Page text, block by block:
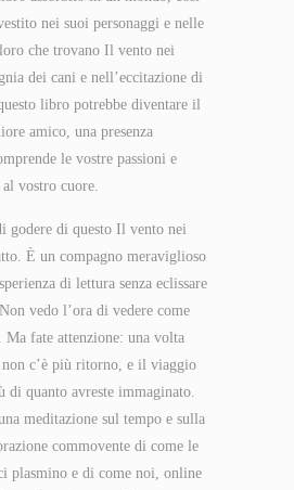
nei suoi personaggi e nelle
che trovano Il vento nei
dei cani e nell’eccitazione di
libro potrebbe diventare il
amico, una presenza
le vostre passioni e
vostro cuore.
godere di questo Il vento nei
È un compagno meraviglioso
di lettura senza eclissare
vedo l’ora di vedere come
fate attenzione: una volta
c’è più ritorno, e il viaggio
di quanto avreste immaginato.
meditazione sul tempo e sulla
commovente di come le
plasmino e di come noi, online